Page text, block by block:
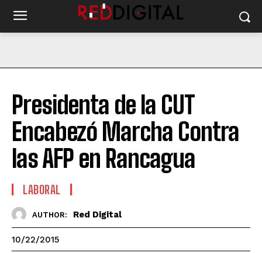
Presidenta de la CUT
Encabezó Marcha Contra
las AFP en Rancagua
LABORAL
AUTHOR: Red Digital
10/22/2015